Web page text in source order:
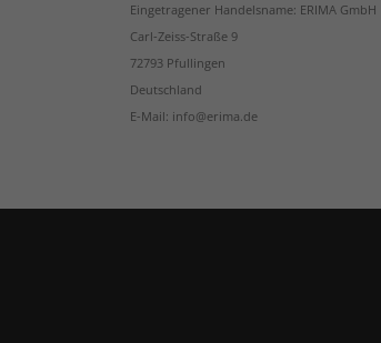
Eingetragener Handelsname: ERIMA GmbH
Carl-Zeiss-Straße 9
72793 Pfullingen
Deutschland
E-Mail: info@erima.de